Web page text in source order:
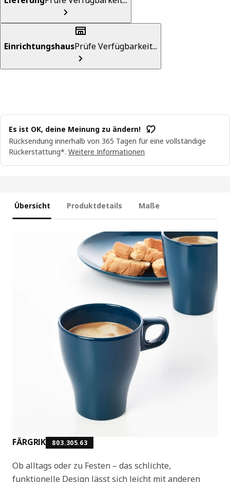
EinrichtungshausPrüfe Verfügbarkeit...
Es ist OK, deine Meinung zu ändern!
Rücksendung innerhalb von 365 Tagen für eine vollständige
Rückerstattung*. Weitere Informationen
Übersicht Produktdetails Maße
FÄRGRIK 803.305.63
Ob alltags oder zu Festen – das schlichte,
funktionelle Design lässt sich leicht mit anderen